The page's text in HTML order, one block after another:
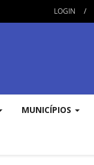
LOGIN /
MUNICÍPIOS